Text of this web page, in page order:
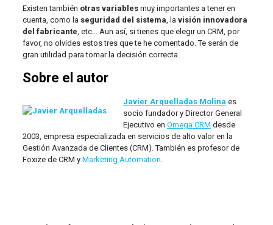
Existen también otras variablesmuy importantes a tener en
cuenta, como la seguridad del sistema, la visión innovadora
del fabricante, etc… Aun así, si tienes que elegir un CRM, por
favor, no olvides estos tres que te he comentado. Te serán de
gran utilidad para tomar la decisión correcta.
Sobre el autor
Javier Arquelladas Molina es
socio fundador y Director General
Ejecutivo en Omega CRM desde
2003, empresa especializada en servicios de alto valor en la
Gestión Avanzada de Clientes (CRM). También es profesor de
Foxize de CRM y Marketing Automation.